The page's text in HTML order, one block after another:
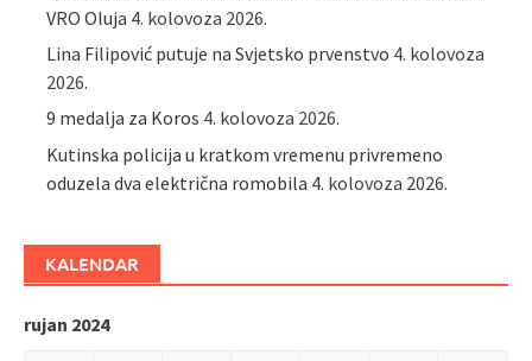
VRO Oluja 4. kolovoza 2026.
Lina Filipović putuje na Svjetsko prvenstvo 4. kolovoza
2026.
9 medalja za Koros 4. kolovoza 2026.
Kutinska policija u kratkom vremenu privremeno
oduzela dva električna romobila 4. kolovoza 2026.
KALENDAR
rujan 2024